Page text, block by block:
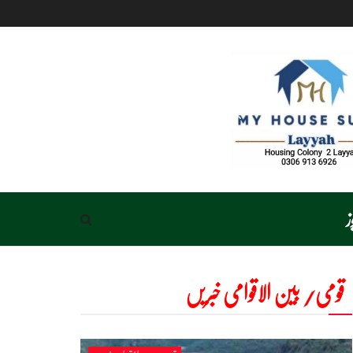
قومی/ بین الاقوامی خبریں